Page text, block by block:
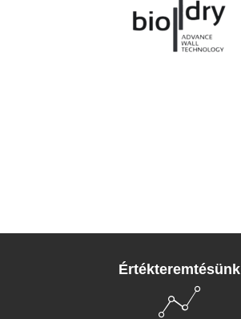
Értékteremtésünk